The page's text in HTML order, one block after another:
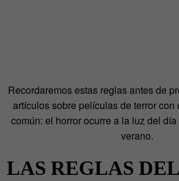
Recordaremos estas reglas antes de
artículos sobre películas de terror con
común: el horror ocurre a la luz del
verano.
LAS REGLAS